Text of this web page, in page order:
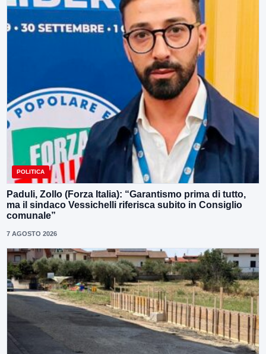
POLITICA
Paduli, Zollo (Forza Italia): “Garantismo prima di tutto,
ma il sindaco Vessichelli riferisca subito in Consiglio
comunale”
7 AGOSTO 2026